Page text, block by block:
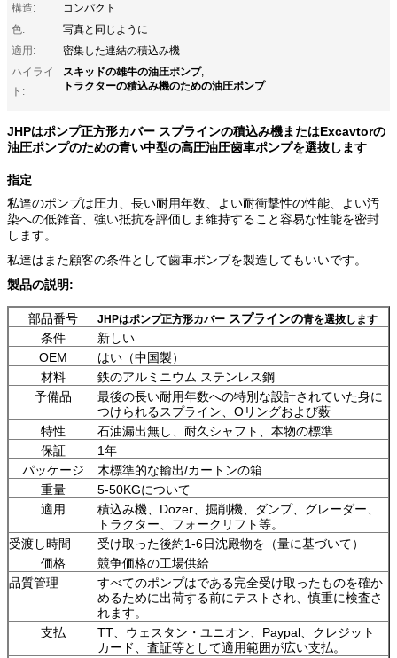
構造:
コンパクト
色:
写真と同じように
適用:
密集した連結の積込み機
ハイライ
ト:
スキッドの雄牛の油圧ポンプ,
トラクターの積込み機のための油圧ポンプ
JHPはポンプ正方形カバー スプラインの積込み機またはExcavtorの
油圧ポンプのための青い中型の高圧油圧歯車ポンプを選抜します
指定
私達のポンプは圧力、長い耐用年数、よい耐衝撃性の性能、よい汚
染への低雑音、強い抵抗を評価しま維持すること容易な性能を密封
します。
私達はまた顧客の条件として歯車ポンプを製造してもいいです。
製品の説明:
部品番号 JHPはポンプ正方形カバー スプラインの青を選抜します
条件
新しい
OEM
はい（中国製）
材料
鉄のアルミニウム ステンレス鋼
予備品
最後の長い耐用年数への特別な設計されていた身に
つけられるスプライン、Oリングおよび薮
特性
石油漏出無し、耐久シャフト、本物の標準
保証
1年
パッケージ
木標準的な輸出/カートンの箱
重量
5-50KGについて
適用
積込み機、Dozer、掘削機、ダンプ、グレーダー、
トラクター、フォークリフト等。
受渡し時間
受け取った後約1-6日沈殿物を（量に基づいて）
価格
競争価格の工場供給
品質管理
すべてのポンプはである完全受け取ったものを確か
めるために出荷する前にテストされ、慎重に検査さ
れます。
支払
TT、ウェスタン・ユニオン、Paypal、クレジット
カード、査証等として適用範囲が広い支払。